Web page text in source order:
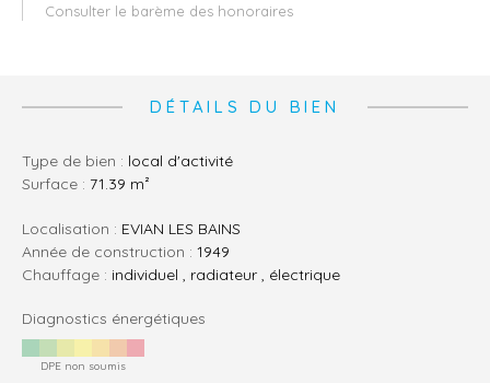
Consulter le barème des honoraires
DÉTAILS DU BIEN
Type de bien : local d'activité
Surface : 71.39 m²
Localisation : EVIAN LES BAINS
Année de construction : 1949
Chauffage : individuel , radiateur , électrique
Diagnostics énergétiques
DPE non soumis